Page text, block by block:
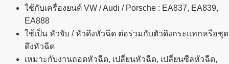
ใช้กับเครื่องยนต์ VW / Audi / Porsche : EA837, EA839,
EA888
ใช้เป็น หัวจับ / หัวดึงหัวฉีด ต่อร่วมกับตัวดึงกระแทกหรือชุด
ดึงหัวฉีด
เหมาะกับงานถอดหัวฉีด, เปลี่ยนหัวฉีด, เปลี่ยนซีลหัวฉีด,